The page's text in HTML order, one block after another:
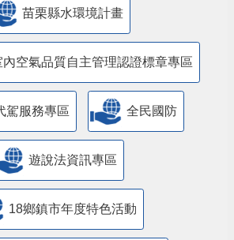
苗栗縣水環境計畫
空氣品質自主管理認證標章專區
駕服務專區 全民國防
遊說法資訊專區
18鄉鎮市年度特色活動